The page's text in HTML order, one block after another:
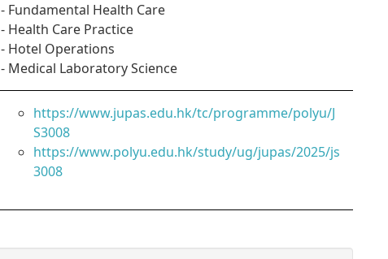
- Fundamental Health Care
- Health Care Practice
- Hotel Operations
- Medical Laboratory Science
https://www.jupas.edu.hk/tc/programme/polyu/J
S3008
https://www.polyu.edu.hk/study/ug/jupas/2025/js
3008